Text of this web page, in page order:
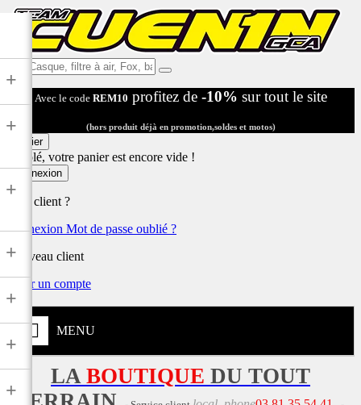
Ex:
Casque,
filtre
air,
Fox,
...
Avec le code REM10 profitez de -10% sur tout le site
(hors produit déjà en promotion,soldes et motos)
Panier
Désolé, votre panier est encore vide !
Connexion
Déjà client ?
Connexion Mot de passe oublié ?
Nouveau client
Créer un compte
MENU
+
+
+
+
+
+
+
LA BOUTIQUE DU TOUT